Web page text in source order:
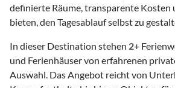
definierte Räume, transparente Kosten
bieten, den Tagesablauf selbst zu
In dieser Destination stehen 2+
und Ferienhäuser von erfahrenen
Auswahl. Das Angebot reicht von